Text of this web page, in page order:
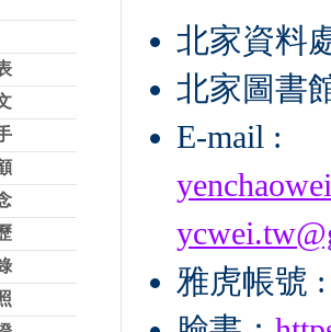
北家資料
北家圖書
E-mail :
雅虎帳號